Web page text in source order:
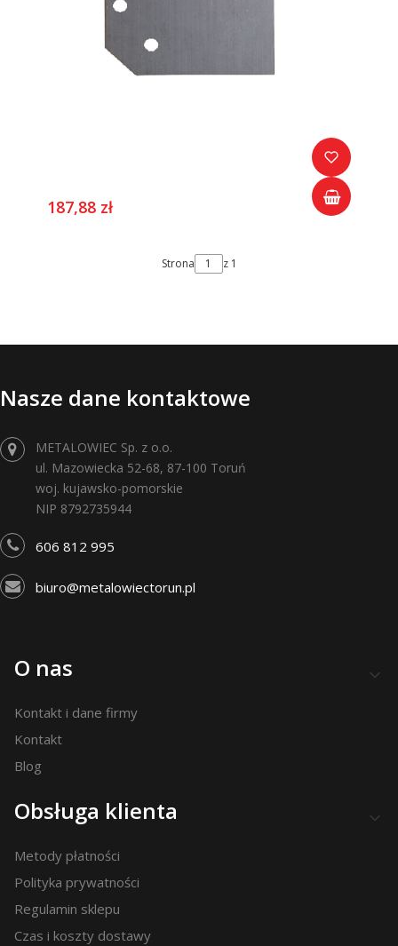
187,88 zł
Strona z 1
Nasze dane kontaktowe
606 812 995
biuro@metalowiectorun.pl
METALOWIEC Sp. z o.o.
ul. Mazowiecka 52-68, 87-100 Toruń
woj. kujawsko-pomorskie
NIP 8792735944
Linki w stopce
O nas
Kontakt i dane firmy
Kontakt
Blog
Obsługa klienta
Metody płatności
Polityka prywatności
Regulamin sklepu
Czas i koszty dostawy